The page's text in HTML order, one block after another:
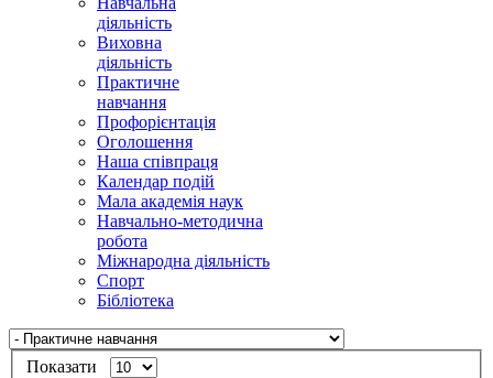
діяльність
Виховна
діяльність
Практичне
навчання
Профорієнтація
Оголошення
Наша співпраця
Календар подій
Мала академія наук
Навчально-методична
робота
Міжнародна діяльність
Спорт
Бібліотека
Показати